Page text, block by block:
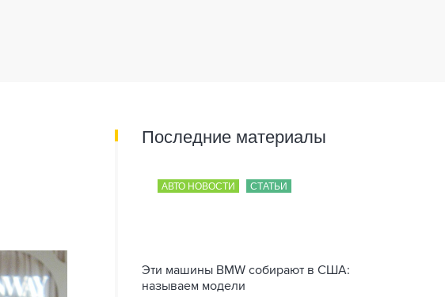
Последние материалы
АВТО НОВОСТИ СТАТЬИ
Эти машины BMW собирают в США:
называем модели